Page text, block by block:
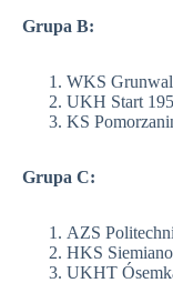
Grupa B:
WKS
UKH Start
KS
Grupa C:
AZS
HKS
UKHT